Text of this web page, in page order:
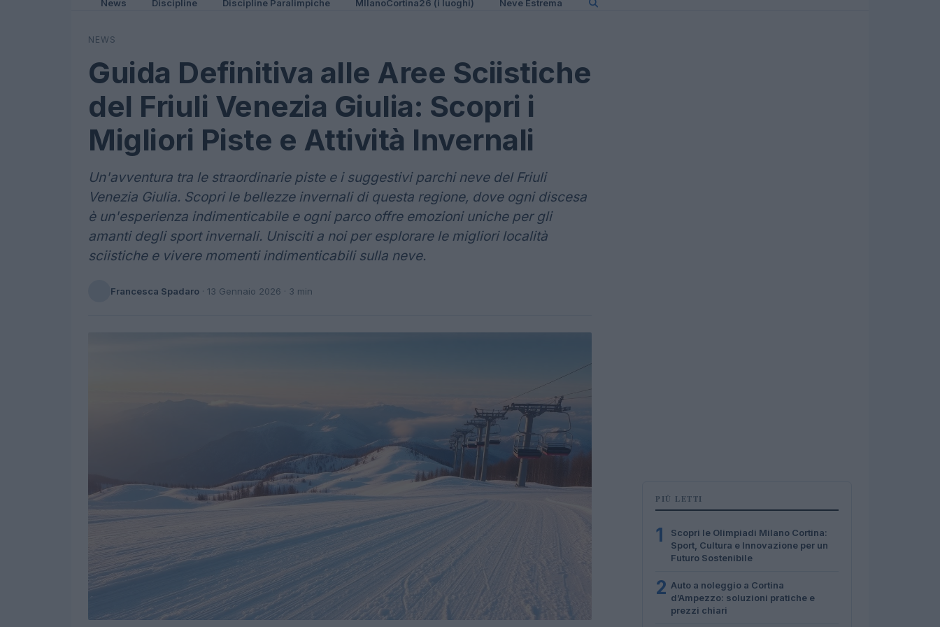
News Discipline Discipline Paralimpiche MIlanoCortina26 (i luoghi) Neve Estrema
NEWS
Guida Definitiva alle Aree Sciistiche
del Friuli Venezia Giulia: Scopri i
Migliori Piste e Attività Invernali
Un'avventura tra le straordinarie piste e i suggestivi parchi neve del Friuli
Venezia Giulia. Scopri le bellezze invernali di questa regione, dove ogni discesa
è un'esperienza indimenticabile e ogni parco offre emozioni uniche per gli
amanti degli sport invernali. Unisciti a noi per esplorare le migliori località
sciistiche e vivere momenti indimenticabili sulla neve.
Francesca Spadaro · 13 Gennaio 2026 · 3 min
PIÙ LETTI
1
Scopri le Olimpiadi Milano Cortina:
Sport, Cultura e Innovazione per un
Futuro Sostenibile
2 Auto a noleggio a Cortina
d’Ampezzo: soluzioni pratiche e
prezzi chiari